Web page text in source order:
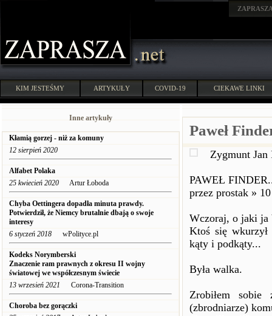
KIM JESTEŚMY ARTYKUŁY COVID-19 CIEKAWE LINKI
Inne artykuły
Kłamią gorzej - niż za komuny
12 sierpień 2020
Alfabet Polaka
25 kwiecień 2020 Artur Łoboda
Chyba Oettingera dopadła minuta prawdy.
Potwierdził, że Niemcy brutalnie dbają o swoje
interesy
6 styczeń 2018 wPolityce.pl
Kodeks Norymberski
Znaczenie ram prawnych z okresu II wojny
światowej we współczesnym świecie
13 wrzesień 2021 Corona-Transition
Choroba bez gorączki
Paweł
Zygmunt Jan
PAWEŁ
przez prostak »
Wczoraj, o jaki ja
Ktoś się
kąty i podkąty...
Była walka.
Zrobiłem
(zbrodniarze)